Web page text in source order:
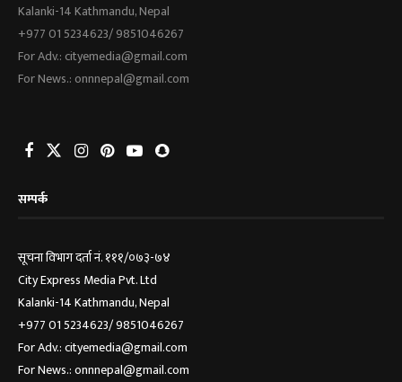
Kalanki-14 Kathmandu, Nepal
+977 01 5234623/ 9851046267
For Adv.: cityemedia@gmail.com
For News.: onnnepal@gmail.com
सम्पर्क
सूचना विभाग दर्ता नं. १११/०७३-७४
City Express Media Pvt. Ltd
Kalanki-14 Kathmandu, Nepal
+977 01 5234623/ 9851046267
For Adv.: cityemedia@gmail.com
For News.: onnnepal@gmail.com